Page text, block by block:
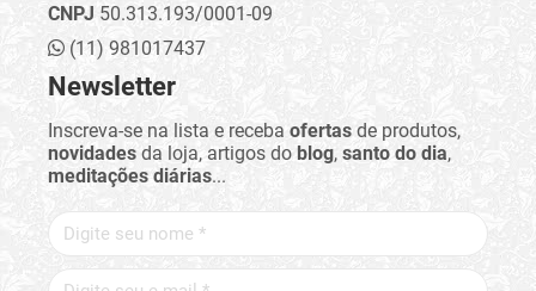
CNPJ 50.313.193/0001-09
(11) 981017437
Newsletter
Inscreva-se na lista e receba ofertas de produtos,
novidades da loja, artigos do blog, santo do dia,
meditações diárias...